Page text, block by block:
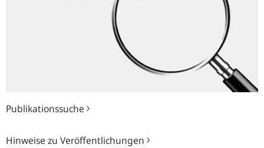
Publikationssuche
Hinweise zu Veröffentlichungen
zu